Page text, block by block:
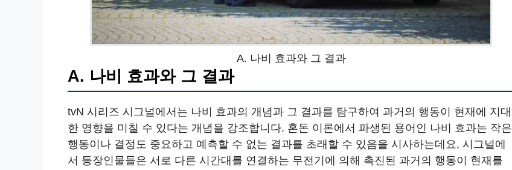
A. 나비 효과와 그 결과
A. 나비 효과와 그 결과
tvN 시리즈 시그널에서는 나비 효과의 개념과 그 결과를 탐구하여 과거의 행동이 현재에 지대
한 영향을 미칠 수 있다는 개념을 강조합니다. 혼돈 이론에서 파생된 용어인 나비 효과는 작은
행동이나 결정도 중요하고 예측할 수 없는 결과를 초래할 수 있음을 시사하는데요, 시그널에
서 등장인물들은 서로 다른 시간대를 연결하는 무전기에 의해 촉진된 과거의 행동이 현재를